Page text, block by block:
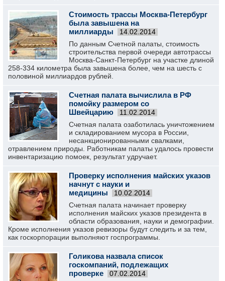
Стоимость трассы Москва-Петербург
была завышена на
миллиарды
14.02.2014
По данным Счетной палаты, стоимость
строительства первой очереди автотрассы
Москва-Санкт-Петербург на участке длиной
258-334 километра была завышена более, чем на шесть с
половиной миллиардов рублей.
Счетная палата вычислила в РФ
помойку размером со
Швейцарию
11.02.2014
Счетная палата озаботилась уничтожением
и складированием мусора в России,
несанкционированными свалками,
отравлением природы. Работникам палаты удалось провести
инвентаризацию помоек, результат удручает.
Проверку исполнения майских указов
начнут с науки и
медицины
10.02.2014
Счетная палата начинает проверку
исполнения майских указов президента в
области образования, науки и демографии.
Кроме исполнения указов ревизоры будут следить и за тем,
как госкорпорации выполняют госпрограммы.
Голикова назвала список
госкомпаний, подлежащих
проверке
07.02.2014